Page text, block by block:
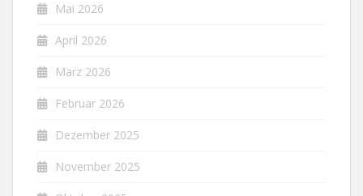
Mai 2026
April 2026
März 2026
Februar 2026
Dezember 2025
November 2025